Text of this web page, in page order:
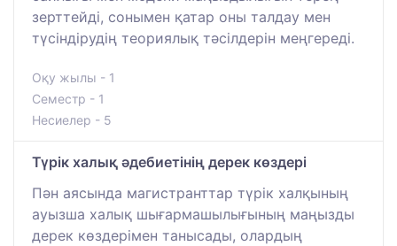
зерттейді, сонымен қатар оны талдау мен
түсіндірудің теориялық тәсілдерін меңгереді.
Оқу жылы - 1
Семестр - 1
Несиелер - 5
Түрік халық әдебиетінің дерек көздері
Пән аясында магистранттар түрік халқының
ауызша халық шығармашылығының маңызды
дерек көздерімен танысады, олардың